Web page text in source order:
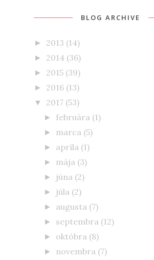
BLOG ARCHIVE
► 2013 (14)
► 2014 (36)
► 2015 (39)
► 2016 (13)
▼ 2017 (53)
► februára (1)
► marca (5)
► apríla (1)
► mája (3)
► júna (2)
► júla (2)
► augusta (7)
► septembra (12)
► októbra (8)
► novembra (7)